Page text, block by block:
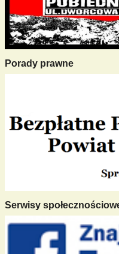
Porady prawne
Serwisy